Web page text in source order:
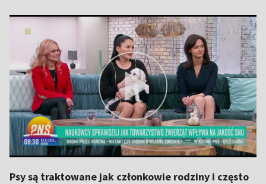
Psy są traktowane jak członkowie rodziny i często